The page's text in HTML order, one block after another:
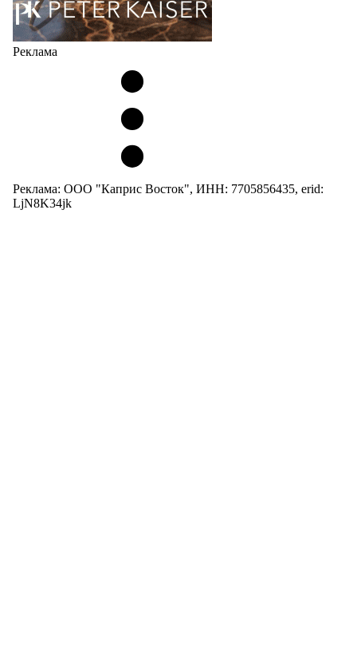
Реклама
Реклама: ООО "Каприс Восток", ИНН: 7705856435, erid:
LjN8K34jk